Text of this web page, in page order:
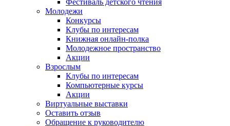
Фестиваль детского чтения
Молодежи
Конкурсы
Клубы по интересам
Книжная онлайн-полка
Молодежное пространство
Акции
Взрослым
Клубы по интересам
Компьютерные курсы
Акции
Виртуальные выставки
Оставить отзыв
Обращение к руководителю